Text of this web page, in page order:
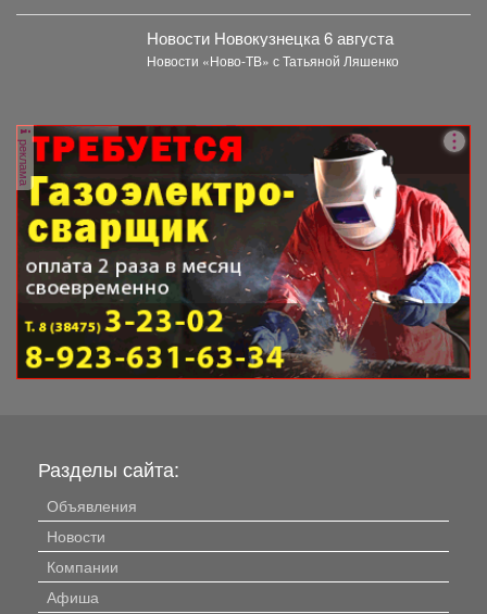
Новости Новокузнецка 6 августа
Новости «Ново-ТВ» с Татьяной Ляшенко
реклама
Разделы сайта:
Объявления
Новости
Компании
Афиша